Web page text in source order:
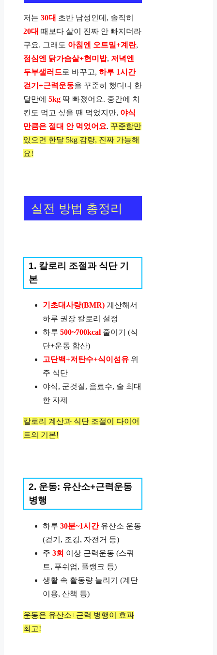
저는 30대 초반 남성인데, 솔직히
20대 때보다 살이 진짜 안 빠지더라
구요. 그래도 아침엔 오트밀+계란,
점심엔 닭가슴살+현미밥, 저녁엔
두부샐러드로 바꾸고, 하루 1시간
걷기+근력운동을 꾸준히 했더니 한
달만에 5kg 딱 빠졌어요. 중간에 치
킨도 먹고 싶을 땐 먹었지만, 야식
만큼은 절대 안 먹었어요. 꾸준함만
있으면 한달 5kg 감량, 진짜 가능해
요!
실전 방법 총정리
1. 칼로리 조절과 식단 기
본
기초대사량(BMR) 계산해서
하루 권장 칼로리 설정
하루 500~700kcal 줄이기 (식
단+운동 합산)
고단백+저탄수+식이섬유 위
주 식단
야식, 군것질, 음료수, 술 최대
한 자제
칼로리 계산과 식단 조절이 다이어
트의 기본!
2. 운동: 유산소+근력운동
병행
하루 30분~1시간유산소 운동
(걷기, 조깅, 자전거 등)
주 3회 이상 근력운동 (스쿼
트, 푸쉬업, 플랭크 등)
생활 속 활동량 늘리기 (계단
이용, 산책 등)
운동은 유산소+근력 병행이 효과
최고!